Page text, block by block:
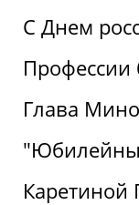
С Днем
Профессии
Глава
Каретиной